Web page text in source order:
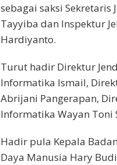
sebagai saksi Sekretaris
Tayyiba dan Inspektur
Hardiyanto.
Turut hadir Direktur
Informatika Ismail,
Abrijani Pangerapan,
Informatika Wayan Toni
Hadir pula Kepala
Daya Manusia Hary